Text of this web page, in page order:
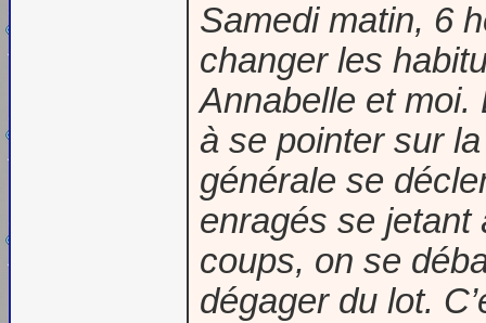
Samedi matin, 6
changer les
Annabelle et moi.
à se pointer sur
générale se
enragés se jetant
coups, on se
dégager du lot.